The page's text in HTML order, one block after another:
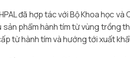
đã hợp tác với Bộ Khoa học
phẩm hành tím từ vùng trồng
từ hành tím và hướng tới xuất